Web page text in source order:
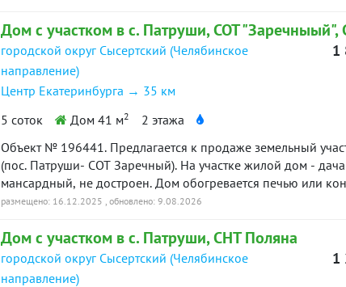
Дом с участком в с. Патруши, СОТ "Заречныый",
городской округ Сысертский (Челябинское
направление)
Центр Екатеринбурга → 35 км
5 соток
Дом 41 м2 2 этажа
1
Объект № 196441. Предлагается к продаже земельный
(пос. Патруши- СОТ Заречный). На участке жилой дом - дача 60 кв. м. 2 этаж -
мансардный, не достроен. Дом обогревается печью или
туалет и баня в доме, заведена вода. Есть электричество
много насаждений, яблони, вишня, крыжовник, смородина,
взрослый собственник, быстрый выход на сделку.
начала летнего сезона, чтобы теплые летние вечера
размещено: 16.12.2025 , обновлено: 9.08.2026
Дом с участком в с. Патруши, СНТ Поляна
городской округ Сысертский (Челябинское
направление)
1